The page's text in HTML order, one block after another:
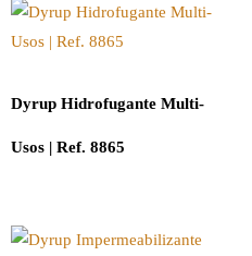
Dyrup Hidrofugante Multi-
Usos | Ref. 8865